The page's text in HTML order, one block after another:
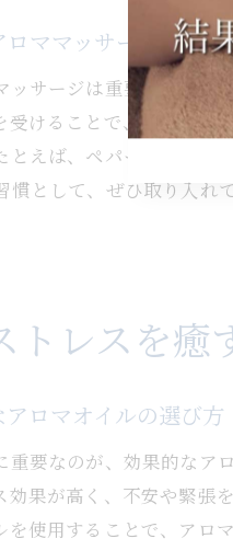
生活
アロ
アロマの
アロ
アロ
ア
アロ
アロ
アロ
心地
ママッサージの役割
ッサージは重要な役割を
受けることで、免疫力
とえば、ペパーミントオ
慣として、ぜひ取り入
トレスを癒
ロマオイルの選び方
重要なのが、効果的なア
効果が高く、不安や緊
を使用することで、アロ